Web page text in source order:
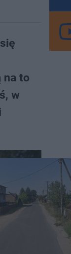
na to
w